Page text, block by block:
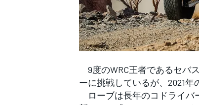
9度のWRC王者であるセバ
ーに挑戦しているが、2021年
ローブは長年のコドライバ